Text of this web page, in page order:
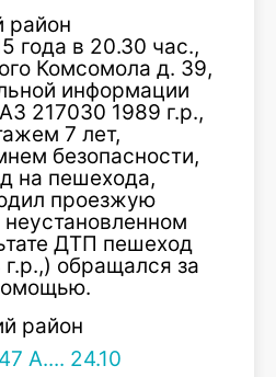
район
года в 20.30 час.,
Комсомола д. 39,
информации
217030 1989 г.р.,
7 лет,
безопасности,
на пешехода,
проезжую
ДТП пешеход
обращался за
район